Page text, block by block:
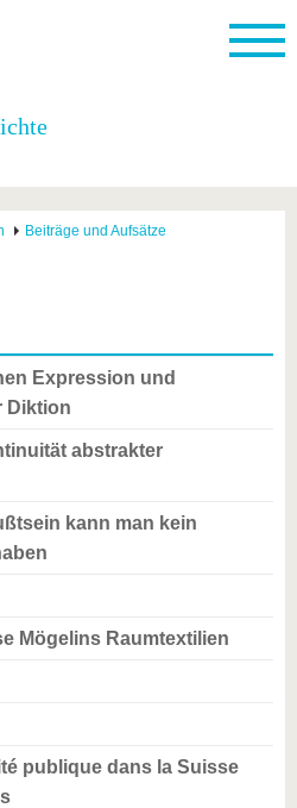
Profil
Mit der
BTU ins
Ausland
internationale
Kontakt
Wissenschaftliche
Fachkräfte
an der
BTU
kennen
Werte
Beiträge und Aufsätze
Expression und
Diktion
abstrakter
kann man kein
Mögelins Raumtextilien
publique dans la Suisse